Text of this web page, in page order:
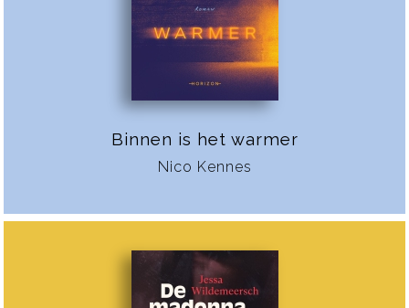
Binnen is het warmer
Nico Kennes